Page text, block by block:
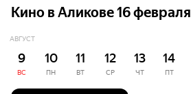
Кино в Аликове 16 февраля
АВГУСТ
9
ВС
10
ПН
11
ВТ
12
СР
13
ЧТ
14
ПТ